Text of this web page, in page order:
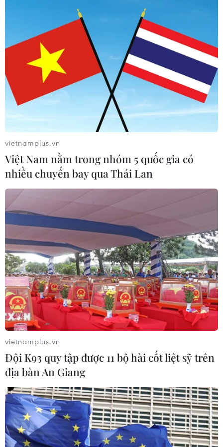
Chính sách khuyến khích doanh
nghiệp tham gia hoạt động giáo dục
nghề nghiệp
05/08/2026 14:58
Thực hiện các nhiệm vụ trọng tâm
trong năm học 2026-2027
05/08/2026 13:13
Thi lại ở Tuyên Quang: Thí
sinh vẫn được xét tuyển đại học theo
nguyện vọng đã đăng ký
05/08/2026 11:02
Thứ trưởng Bộ GD-ĐT: Thi lại không
phải để xóa bỏ trách nhiệm của thí
sinh
05/08/2026 09:19
Bắc Ninh: Tinh gọn hơn 50% đầu mối
cơ sở giáo dục công lập
05/08/2026 06:53
Vụ trường Chuyên Tuyên Quang:
Việc tổ chức thi lại trên cơ sở kết quả
điều tra
05/08/2026 04:39
vietnamplus.vn
Việt Nam nằm trong nhóm 5 quốc gia có
nhiều chuyến bay qua Thái Lan
vietnamplus.vn
Đội K93 quy tập được 11 bộ hài cốt liệt sỹ trên
địa bàn An Giang